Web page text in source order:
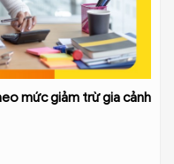
mức giảm trừ gia cảnh